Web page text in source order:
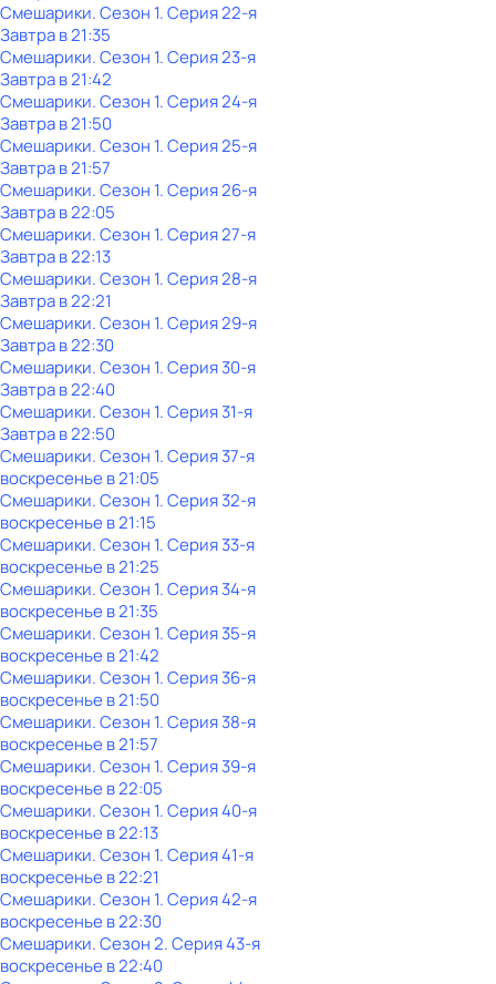
Смешарики. Сезон 1. Серия 22-я
Завтра в 21:35
Смешарики. Сезон 1. Серия 23-я
Завтра в 21:42
Смешарики. Сезон 1. Серия 24-я
Завтра в 21:50
Смешарики. Сезон 1. Серия 25-я
Завтра в 21:57
Смешарики. Сезон 1. Серия 26-я
Завтра в 22:05
Смешарики. Сезон 1. Серия 27-я
Завтра в 22:13
Смешарики. Сезон 1. Серия 28-я
Завтра в 22:21
Смешарики. Сезон 1. Серия 29-я
Завтра в 22:30
Смешарики. Сезон 1. Серия 30-я
Завтра в 22:40
Смешарики. Сезон 1. Серия 31-я
Завтра в 22:50
Смешарики. Сезон 1. Серия 37-я
воскресенье в21:05
Смешарики. Сезон 1. Серия 32-я
воскресенье в21:15
Смешарики. Сезон 1. Серия 33-я
воскресенье в21:25
Смешарики. Сезон 1. Серия 34-я
воскресенье в21:35
Смешарики. Сезон 1. Серия 35-я
воскресенье в21:42
Смешарики. Сезон 1. Серия 36-я
воскресенье в21:50
Смешарики. Сезон 1. Серия 38-я
воскресенье в21:57
Смешарики. Сезон 1. Серия 39-я
воскресенье в22:05
Смешарики. Сезон 1. Серия 40-я
воскресенье в22:13
Смешарики. Сезон 1. Серия 41-я
воскресенье в22:21
Смешарики. Сезон 1. Серия 42-я
воскресенье в22:30
Смешарики. Сезон 2. Серия 43-я
воскресенье в22:40